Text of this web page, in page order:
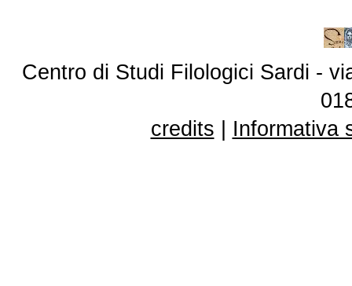
Centro di Studi Filologici Sardi -
credits
Informativa